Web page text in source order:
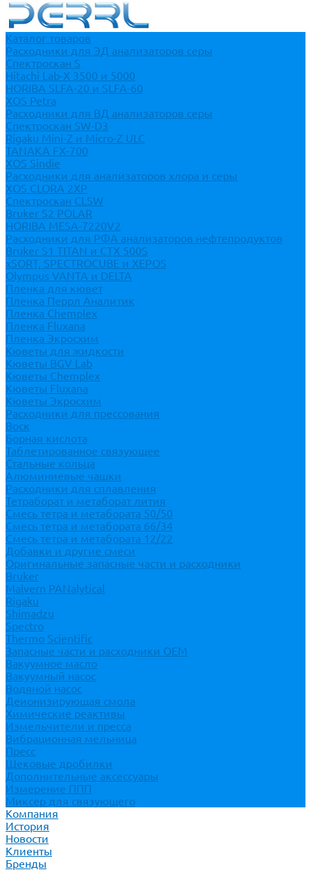
Каталог товаров
Расходники для ЭД анализаторов серы
Спектроскан S
Hitachi Lab-X 3500 и 5000
HORIBA SLFA-20 и SLFA-60
XOS Petra
Расходники для ВД анализаторов серы
Спектроскан SW-D3
Rigaku Mini-Z и Micro-Z ULC
TANAKA FX-700
XOS Sindie
Расходники для анализаторов хлора и серы
XOS CLORA 2XP
Спектроскан CLSW
Bruker S2 POLAR
HORIBA MESA-7220V2
Расходники для РФА анализаторов нефтепродуктов
Bruker S1 TITAN и CTX 500S
xSORT, SPECTROCUBE и XEPOS
Olympus VANTA и DELTA
Пленка для кювет
Пленка Перрл Аналитик
Пленка Chemplex
Пленка Fluxana
Пленка Экросхим
Кюветы для жидкости
Кюветы BGV Lab
Кюветы Chemplex
Кюветы Fluxana
Кюветы Экросхим
Расходники для прессования
Воск
Борная кислота
Таблетированное связующее
Стальные кольца
Алюминиевые чашки
Расходники для сплавления
Тетраборат и метаборат лития
Смесь тетра и метабората 50/50
Смесь тетра и метабората 66/34
Смесь тетра и метабората 12/22
Добавки и другие смеси
Оригинальные запасные части и расходники
Bruker
Malvern PANalytical
Rigaku
Shimadzu
Spectro
Thermo Scientific
Запасные части и расходники ОЕМ
Вакуумное масло
Вакуумный насос
Водяной насос
Деионизирующая смола
Химические реактивы
Измельчители и пресса
Вибрационная мельница
Пресс
Щековые дробилки
Дополнительные аксессуары
Измерение ППП
Миксер для связующего
Компания
История
Новости
Клиенты
Бренды